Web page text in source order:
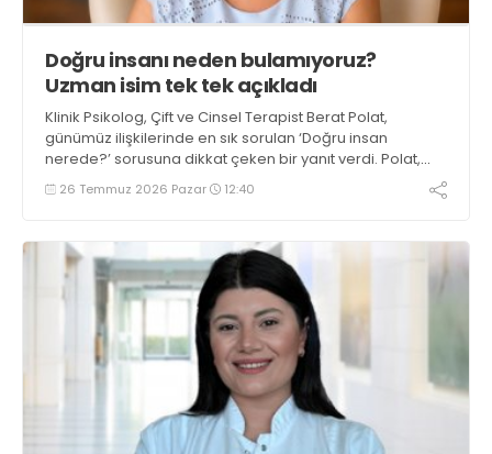
Doğru insanı neden bulamıyoruz?
Uzman isim tek tek açıkladı
Klinik Psikolog, Çift ve Cinsel Terapist Berat Polat,
günümüz ilişkilerinde en sık sorulan ‘Doğru insan
nerede?’ sorusuna dikkat çeken bir yanıt verdi. Polat,
ilişkilerin tükenme noktasına gelmesinin sebebinin
sevgisizlik değil; insanların duygu odaklı yaklaşmak
olduğunu belirtti
26 Temmuz 2026 Pazar 12:40